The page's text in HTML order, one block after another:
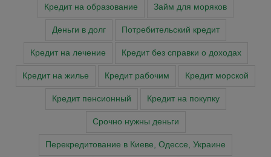
Кредит на образование Займ для моряков
Деньги в долг Потребительский кредит
Кредит на лечение Кредит без справки о доходах
Кредит на жилье Кредит рабочим Кредит морской
Кредит пенсионный Кредит на покупку
Cрочно нужны деньги
Перекредитование в Киеве, Одессе, Украине